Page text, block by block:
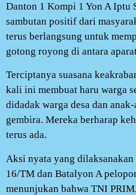
Danton 1 Kompi 1 Yon A Iptu
sambutan positif dari
terus berlangsung untuk
gotong royong di antara
Terciptanya suasana
kali ini membuat haru warga
didadak warga desa dan
gembira. Mereka berharap
terus ada.
Aksi nyata yang
16/TM dan Batalyon A
menunjukan bahwa TNI